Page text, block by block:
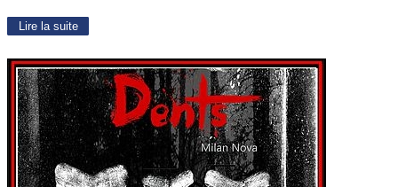
Lire la suite